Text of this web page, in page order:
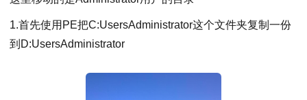
1.首先使用PE把C:UsersAdministrator这个文件夹复制一份
到D:UsersAdministrator